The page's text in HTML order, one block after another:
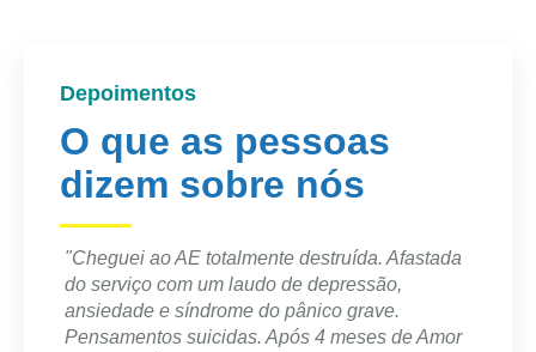
Depoimentos
O que as pessoas
dizem sobre nós
"Mudança de vida totalmente. Quando conheci
o Amor-Exigente estava sobrecarregada,
cansada de tudo e todos. O Amor-Exigente me
deu esperança e sinto que posso ser melhor a